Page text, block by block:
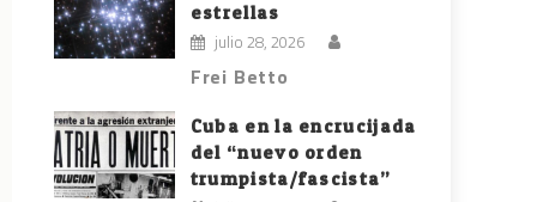
estrellas
julio 28, 2026
Frei Betto
Cuba en la encrucijada
del “nuevo orden
trumpista/fascista”